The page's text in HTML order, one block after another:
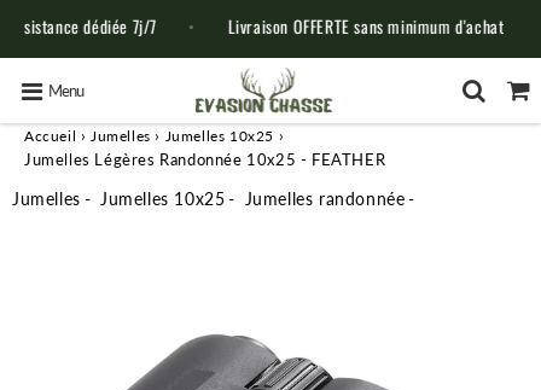
dédiée 7j/7 Livraison OFFERTE sans minimum d'achat
Menu
Accueil › Jumelles › Jumelles 10x25 ›
Jumelles Légères Randonnée 10x25 - FEATHER
Jumelles Jumelles 10x25 Jumelles randonnée